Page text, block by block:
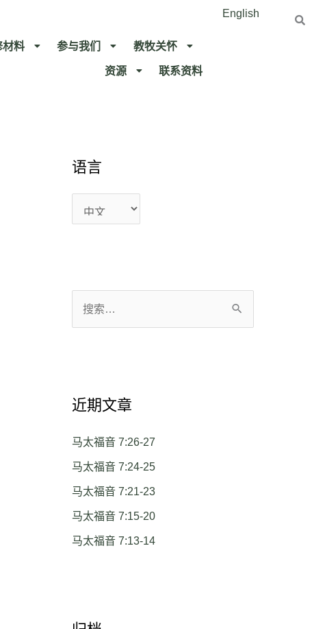
English
材料 参与我们
教牧关怀​
资源
联系资料​
语言
言
近期文章
马太福音 7:26-27
马太福音 7:24-25
马太福音 7:21-23
马太福音 7:15-20
马太福音 7:13-14
言